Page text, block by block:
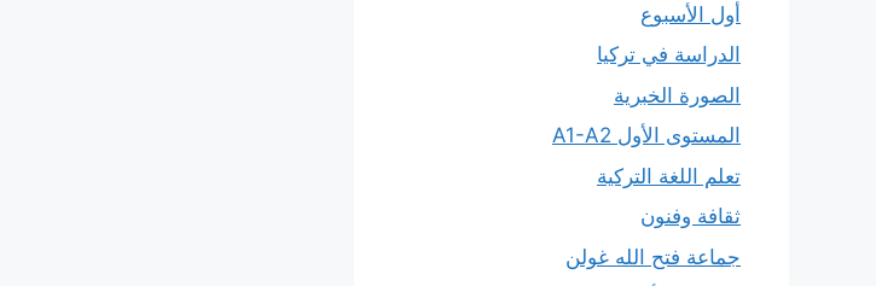
أول الأسبوع
الدراسة في تركيا
الصورة الخبرية
المستوى الأول A1-A2
تعلم اللغة التركية
ثقافة وفنون
جماعة فتح الله غولن